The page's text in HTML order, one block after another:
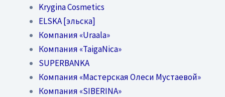
Krygina Cosmetics
ELSKA [эльска]
Компания «Uraala»
Компания «TaigaNica»
SUPERBANKA
Компания «Мастерская Олеси Мустаевой»
Компания «SIBERINA»